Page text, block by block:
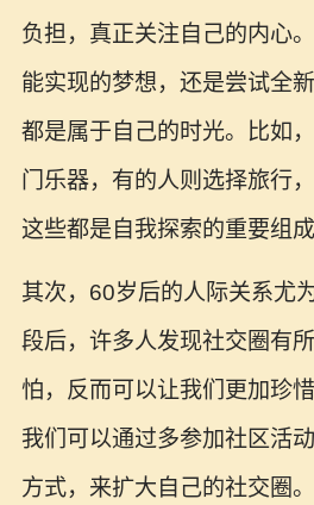
负担，真正关注自己的内心
能实现的梦想，还是尝试全
都是属于自己的时光。比如
门乐器，有的人则选择旅行
这些都是自我探索的重要组成
其次，60岁后的人际关系尤
段后，许多人发现社交圈有
怕，反而可以让我们更加珍
我们可以通过多参加社区活
方式，来扩大自己的社交圈